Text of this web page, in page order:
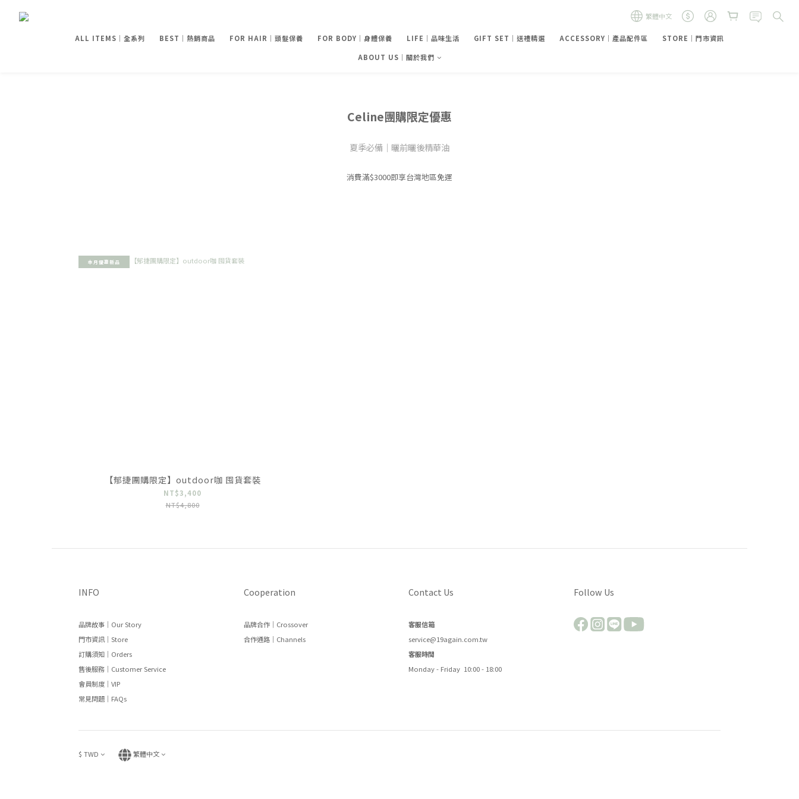
繁體中文
ALL ITEMS｜全系列 BEST｜熱銷商品 FOR HAIR｜頭髮保養 FOR BODY｜身體保養 LIFE｜品味生活 GIFT SET｜送禮精選 ACCESSORY｜產品配件區
STORE｜門市資訊
ABOUT US｜關於我們
Celine團購限定優惠
夏季必備｜曬前曬後精華油
消費滿$3000即享台灣地區免運
本月優惠新品
【郁捷團購限定】outdoor咖 囤貨套裝
NT$3,400
NT$4,800
INFO
品牌故事｜Our Story
門市資訊｜Store
訂購須知｜Orders
售後服務｜Customer Service
會員制度｜VIP
常見問題｜FAQs
Cooperation
品牌合作｜Crossover
合作通路｜Channels
Contact Us
客服信箱
service@19again.com.tw
客服時間
Monday - Friday 10:00 - 18:00
Follow Us
$ TWD 繁體中文